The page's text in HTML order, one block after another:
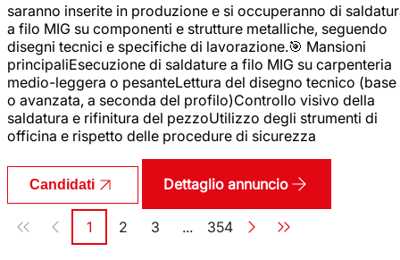
saranno inserite in produzione e si occuperanno di
a filo MIG su componenti e strutture metalliche, seguendo
disegni tecnici e specifiche di lavorazione.🎯 Mansioni
principaliEsecuzione di saldature a filo MIG su carpenteria
medio-leggera o pesanteLettura del disegno tecnico (base
o avanzata, a seconda del profilo)Controllo visivo della
saldatura e rifinitura del pezzoUtilizzo degli strumenti di
officina e rispetto delle procedure di sicurezza
Candidati Dettaglio annuncio
Paginazione
Pagina
1 Pagina
2 Pagina
3 ... Pagina
354